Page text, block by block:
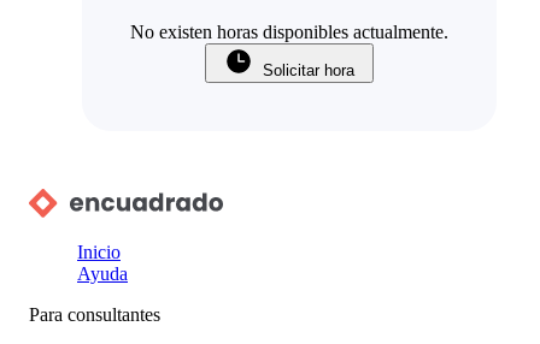
No existen horas disponibles actualmente.
Solicitar hora
Inicio
Ayuda
Para consultantes